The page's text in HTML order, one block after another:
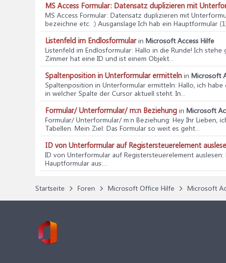
MS Access Formular: Datensatz duplizieren mit
MS Access Formular: Datensatz duplizieren mit
bezeichne etc. :) Ausganslage Ich hab ein Hauptformular
Listenfeld im Endlosformularin Microsoft Access Hilfe
Listenfeld im Endlosformular: Hallo in die Runde! Ich
Zimmer hat eine ID und ist einem Objekt...
Spaltenposition in Unterformular ermitteln in Microsoft
Spaltenposition in Unterformular ermitteln: Hallo, ich
in welcher Spalte der Cursor aktuell steht. In...
Formular/ Unterformular/ m:n Beziehung in Microsoft
Formular/ Unterformular/ m:n Beziehung: Hey Ihr Lieben,
Tabellen. Mein Ziel: Das Formular so weit es geht...
ID von Unterformular auf Registersteuerelement
ID von Unterformular auf Registersteuerelement auslesen:
Hauptformular aus:...
Startseite Foren Microsoft Office Hilfe Microsoft